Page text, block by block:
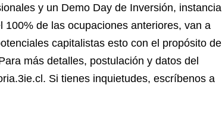
y un Demo Day de Inversión, instancia
de las ocupaciones anteriores, van a
capitalistas esto con el propósito de
más detalles, postulación y datos del
Si tienes inquietudes, escríbenos a